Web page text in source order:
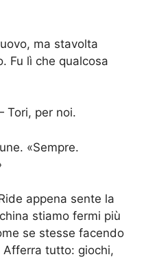
ma stavolta
Fu lì che qualcosa
Tori, per noi.
«Sempre.
appena sente la
stiamo fermi più
se stesse facendo
Afferra tutto: giochi,